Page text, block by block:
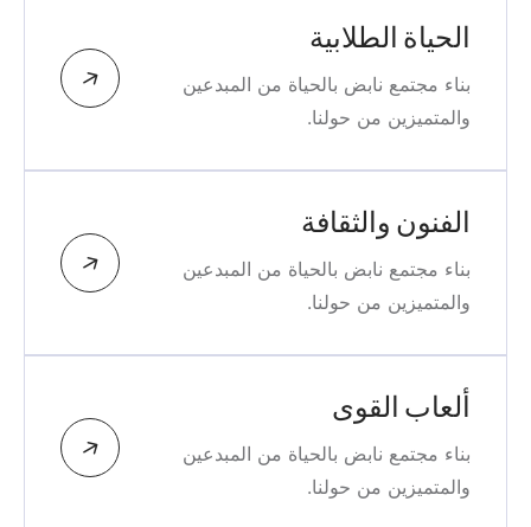
الحياة الطلابية
بناء مجتمع نابض بالحياة من المبدعين
والمتميزين من حولنا.
الفنون والثقافة
بناء مجتمع نابض بالحياة من المبدعين
والمتميزين من حولنا.
ألعاب القوى
بناء مجتمع نابض بالحياة من المبدعين
والمتميزين من حولنا.